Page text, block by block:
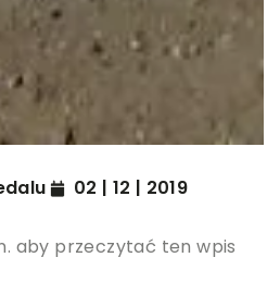
02 | 12 | 2019
aby przeczytać ten wpis